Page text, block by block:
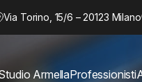
Via Torino, 15/6 – 20123 Milano
ArmellaProfessionisti